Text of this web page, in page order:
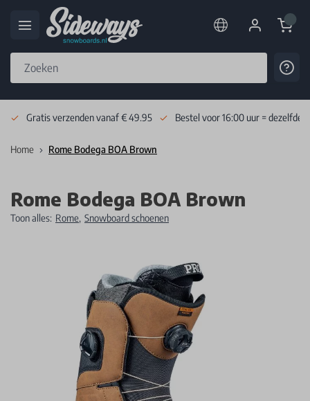
Cart
Gratis verzenden vanaf € 49.95 Bestel voor 16:00 uur = dezelfde
Home Rome Bodega BOA Brown
Rome Bodega BOA Brown
Toon alles: Rome, Snowboard schoenen